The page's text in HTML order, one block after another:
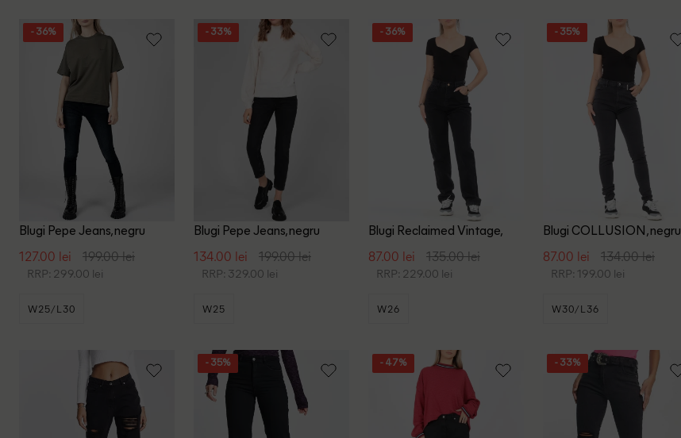
- 36%
Blugi Pepe Jeans, negru
127.00 lei 199.00 lei
RRP: 299.00 lei
W25/L30
- 33%
Blugi Pepe Jeans, negru
134.00 lei 199.00 lei
RRP: 329.00 lei
W25
- 36%
Blugi Reclaimed Vintage,
87.00 lei 135.00 lei
RRP: 229.00 lei
W26
- 35%
Blugi COLLUSION, negru
87.00 lei 134.00 lei
RRP: 199.00 lei
W30/L36
- 35% - 47% - 33%